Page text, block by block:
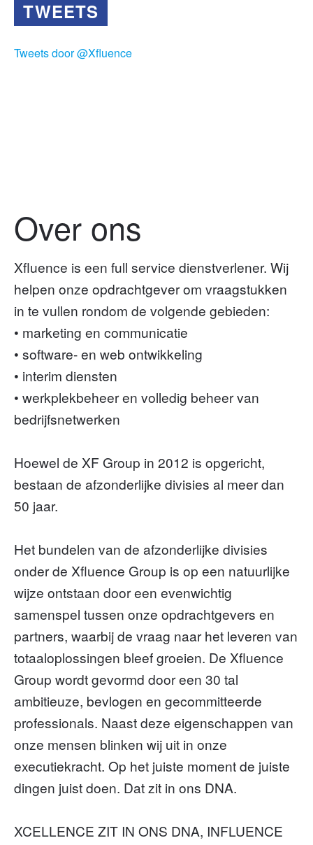
TWEETS
Tweets door @Xfluence
Over ons
Xfluence is een full service dienstverlener. Wij
helpen onze opdrachtgever om vraagstukken
in te vullen rondom de volgende gebieden:
• marketing en communicatie
• software- en web ontwikkeling
• interim diensten
• werkplekbeheer en volledig beheer van
bedrijfsnetwerken
Hoewel de XF Group in 2012 is opgericht,
bestaan de afzonderlijke divisies al meer dan
50 jaar.
Het bundelen van de afzonderlijke divisies
onder de Xfluence Group is op een natuurlijke
wijze ontstaan door een evenwichtig
samenspel tussen onze opdrachtgevers en
partners, waarbij de vraag naar het leveren van
totaaloplossingen bleef groeien. De Xfluence
Group wordt gevormd door een 30 tal
ambitieuze, bevlogen en gecommitteerde
professionals. Naast deze eigenschappen van
onze mensen blinken wij uit in onze
executiekracht. Op het juiste moment de juiste
dingen juist doen. Dat zit in ons DNA.
XCELLENCE ZIT IN ONS DNA, INFLUENCE